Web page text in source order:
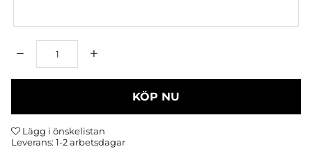
KÖP NU
Lägg i önskelistan
Leverans: 1-2 arbetsdagar